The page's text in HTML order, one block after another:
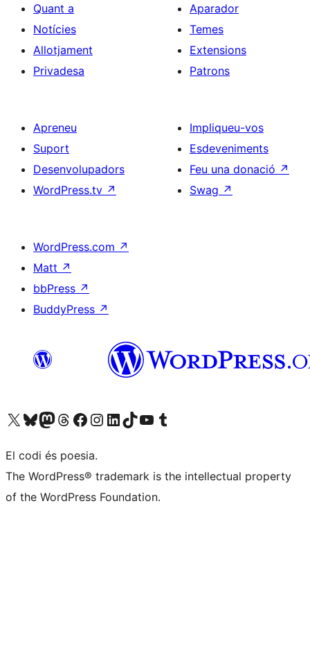
Quant a
Notícies
Allotjament
Privadesa
Aparador
Temes
Extensions
Patrons
Apreneu
Suport
Desenvolupadors
WordPress.tv ↗
Impliqueu-vos
Esdeveniments
Feu una donació ↗
Swag ↗
WordPress.com ↗
Matt ↗
bbPress ↗
BuddyPress ↗
Visiteu el nostre compte X (abans Twitter)
Visiteu el nostre compte de Bluesky
Visiteu el nostre compte al Mastodon
Visiteu el nostre compte de Threads
Visiteu la nostra pàgina al Facebook
Visiteu el nostre compte d'Instagram
Visiteu el nostre compte de LinkedIn
Visiteu el nostre compte de TikTok
Visiteu el nostre canal al YouTube
Visiteu el nostre compte de Tumblr
El codi és poesia.
The WordPress® trademark is the intellectual property
of the WordPress Foundation.